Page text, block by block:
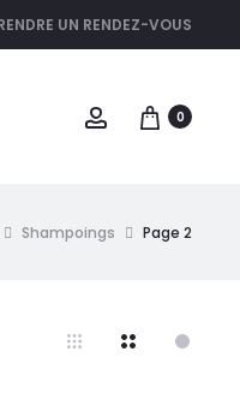
UN RENDEZ-VOUS
0
Shampoings Page 2